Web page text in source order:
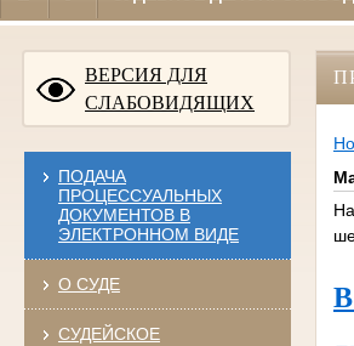
ВЕРСИЯ ДЛЯ
СЛАБОВИДЯЩИХ
ПОДАЧА
ПРОЦЕССУАЛЬНЫХ
ДОКУМЕНТОВ В
ЭЛЕКТРОННОМ ВИДЕ
О СУДЕ
СУДЕЙСКОЕ